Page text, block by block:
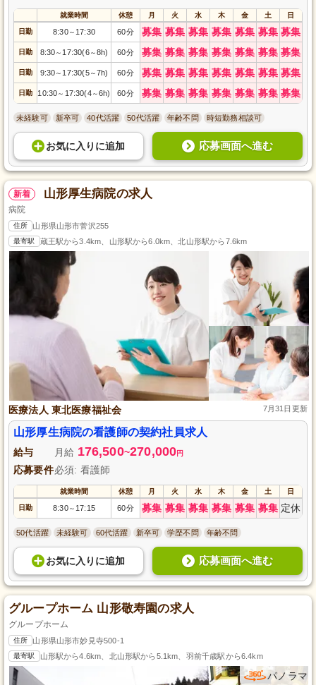
就業時間 休憩 月 火 水 木 金 土 日
日勤 8:30～ 17:30 60分 募集 募集 募集 募集 募集 募集 募集
日勤 8:30～ 17:30(6～8h) 60分 募集 募集 募集 募集 募集 募集 募集
日勤 9:30～ 17:30(5～7h) 60分 募集 募集 募集 募集 募集 募集 募集
日勤 10:30～ 17:30(4～6h) 60分 募集 募集 募集 募集 募集 募集 募集
未経験可 新卒可 40代活躍 50代活躍 年齢不問 時短勤務相談可
お気に入り に追加 応募画面へ進む
新着 山形厚生病院の求人
病院
住所 山形県山形市菅沢255
最寄駅 蔵王駅から3.4km、山形駅から6.0km、北山形駅から7.6km
医療法人 東北医療福祉会 7月31日更新
山形厚生病院の看護師の契約社員求人
給与 月給 176,500~270,000円
応募要件必須: 看護師
就業時間 休憩 月 火 水 木 金 土 日
日勤 8:30～ 17:15 60分 募集 募集 募集 募集 募集 募集 定休
50代活躍 未経験可 60代活躍 新卒可 学歴不問 年齢不問
お気に入り に追加 応募画面へ進む
グループホーム 山形敬寿園の求人
グループホーム
住所 山形県山形市妙見寺500-1
最寄駅 山形駅から4.6km、北山形駅から5.1km、羽前千歳駅から6.4km
パノラマ